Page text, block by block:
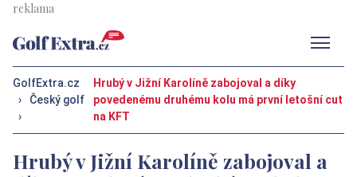
GolfExtra.cz
›
Český golf
›
Hrubý v Jižní Karolíně zabojoval a díky
povedenému druhému kolu má první letošní cut
na KFT
Hrubý v Jižní Karolíně zabojoval a